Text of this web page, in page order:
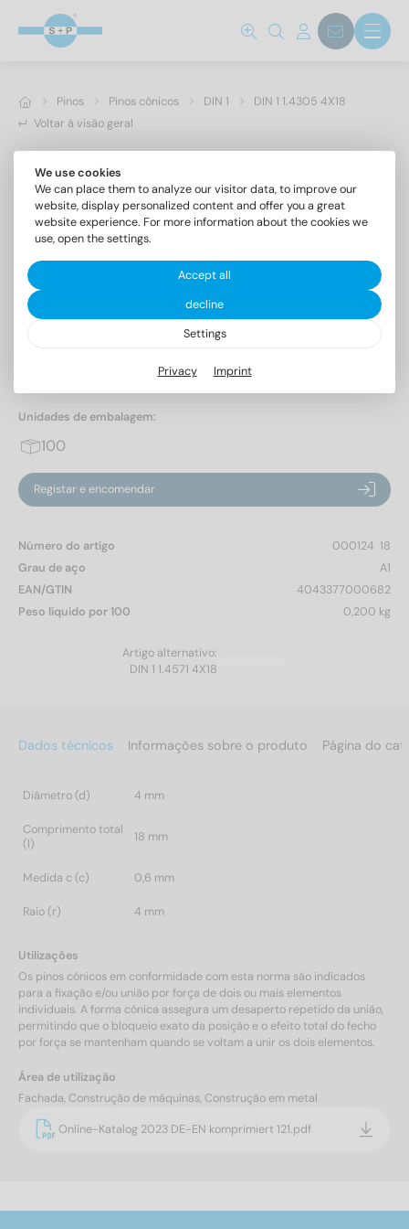
Pinos Pinos cônicos DIN 1
DIN 1 1.4305 4X18
Voltar à visão geral
Pinos cónicos forma B, campo de tolerância h10
Unidades de embalagem:
100
Registar e encomendar
Número do artigo
000124  18
Grau de aço
A1
EAN/GTIN
4043377000682
Peso líquido por 100
0,200 kg
Artigo alternativo:
DIN 1 1.4571 4X18
Dados técnicos Informações sobre o produto Página do
Diâmetro (d) 4 mm
Comprimento total
(l)
18 mm
Medida c (c) 0,6 mm
Raio (r) 4 mm
Utilizações
Os pinos cónicos em conformidade com esta norma são indicados
para a fixação e/ou união por força de dois ou mais elementos
individuais. A forma cónica assegura um desaperto repetido da união,
permitindo que o bloqueio exato da posição e o efeito total do fecho
por força se mantenham quando se voltam a unir os dois elementos.
Área de utilização
Fachada, Construção de máquinas, Construção em metal
Online-Katalog 2023 DE-EN komprimiert 121.pdf
We use cookies
We can place them to analyze our visitor data, to improve our
website, display personalized content and offer you a great
website experience. For more information about the cookies we
use, open the settings.
Accept all
decline
Settings
Privacy Imprint